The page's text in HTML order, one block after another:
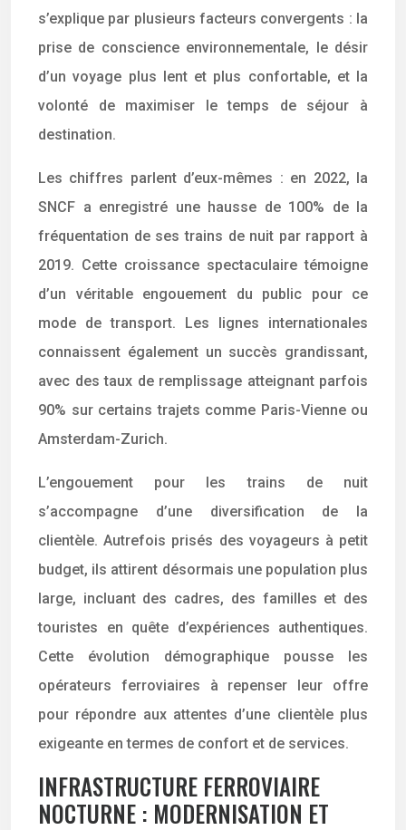
s’explique par plusieurs facteurs convergents : la
prise de conscience environnementale, le désir
d’un voyage plus lent et plus confortable, et la
volonté de maximiser le temps de séjour à
destination.
Les chiffres parlent d’eux-mêmes : en 2022, la
SNCF a enregistré une hausse de 100% de la
fréquentation de ses trains de nuit par rapport à
2019. Cette croissance spectaculaire témoigne
d’un véritable engouement du public pour ce
mode de transport. Les lignes internationales
connaissent également un succès grandissant,
avec des taux de remplissage atteignant parfois
90% sur certains trajets comme Paris-Vienne ou
Amsterdam-Zurich.
L’engouement pour les trains de nuit
s’accompagne d’une diversification de la
clientèle. Autrefois prisés des voyageurs à petit
budget, ils attirent désormais une population plus
large, incluant des cadres, des familles et des
touristes en quête d’expériences authentiques.
Cette évolution démographique pousse les
opérateurs ferroviaires à repenser leur offre
pour répondre aux attentes d’une clientèle plus
exigeante en termes de confort et de services.
INFRASTRUCTURE FERROVIAIRE
NOCTURNE : MODERNISATION ET